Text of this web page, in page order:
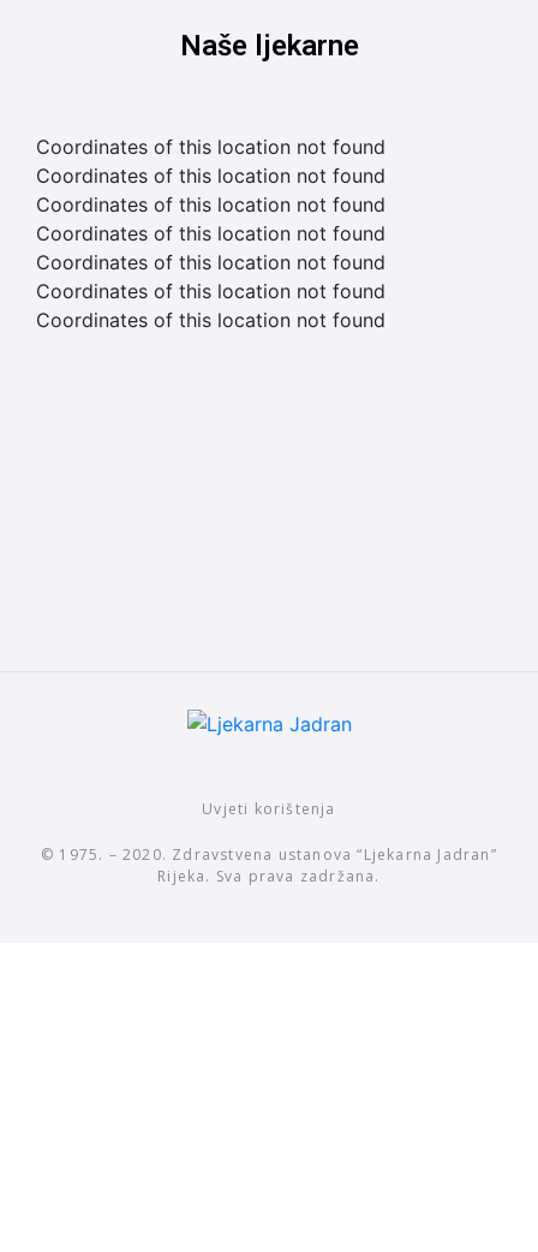
Naše ljekarne
Coordinates of this location not found
Coordinates of this location not found
Coordinates of this location not found
Coordinates of this location not found
Coordinates of this location not found
Coordinates of this location not found
Coordinates of this location not found
Uvjeti korištenja
© 1975. – 2020. Zdravstvena ustanova “Ljekarna Jadran”
Rijeka. Sva prava zadržana.